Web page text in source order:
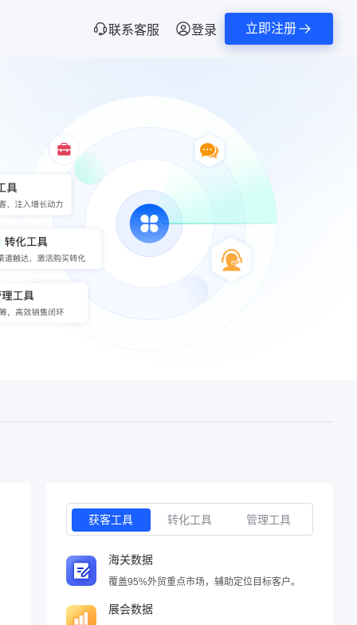
联系客服 登录 立即注册
获客工具 转化工具 管理工具
海关数据
覆盖95%外贸重点市场，辅助定位目标客户。
展会数据